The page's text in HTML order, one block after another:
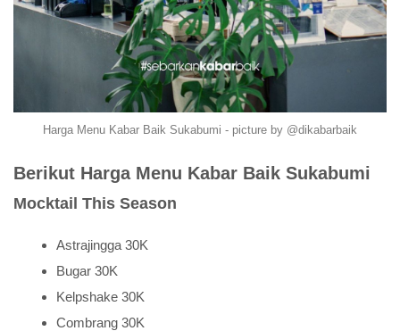
Harga Menu Kabar Baik Sukabumi - picture by @dikabarbaik
Berikut Harga Menu Kabar Baik Sukabumi
Mocktail This Season
Astrajingga 30K
Bugar 30K
Kelpshake 30K
Combrang 30K